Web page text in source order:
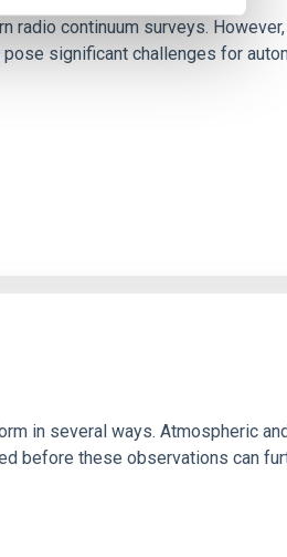
radio continuum surveys.
significant challenges for
in several ways. Atmospheric
before these observations can